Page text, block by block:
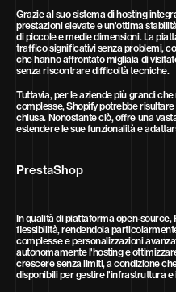
Grazie al suo sistema di hosting
prestazioni elevate e un'ottima
di piccole e medie dimensioni. La
traffico significativi senza problemi,
che hanno affrontato migliaia di
senza riscontrare difficoltà tecniche.
Tuttavia, per le aziende più grandi
complesse, Shopify potrebbe
chiusa. Nonostante ciò, offre una
estendere le sue funzionalità e
PrestaShop
In qualità di piattaforma open-
flessibilità, rendendola
complesse e personalizzazioni
autonomamente l'hosting e
crescere senza limiti, a condizione
disponibili per gestire l'infrastruttura